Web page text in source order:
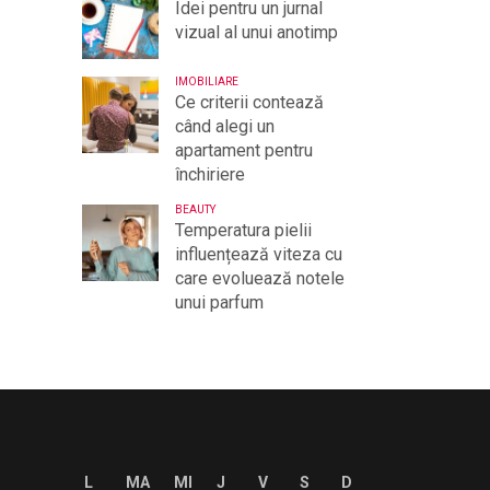
Idei pentru un jurnal
vizual al unui anotimp
IMOBILIARE
Ce criterii contează
când alegi un
apartament pentru
închiriere
BEAUTY
Temperatura pielii
influențează viteza cu
care evoluează notele
unui parfum
L MA MI J V S D